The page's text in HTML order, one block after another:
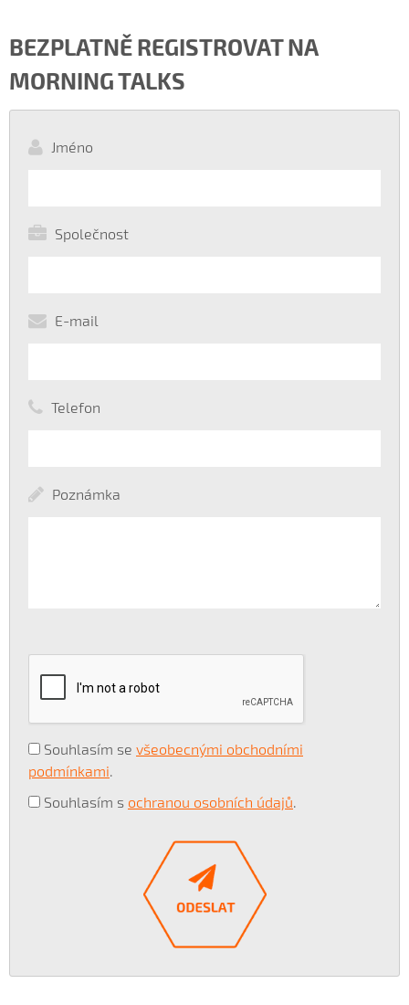
BEZPLATNĚ REGISTROVAT NA
MORNING TALKS
Jméno
Společnost
E-mail
Telefon
Poznámka
Souhlasím se všeobecnými obchodními
podmínkami
Souhlasím s ochranou osobních údajů